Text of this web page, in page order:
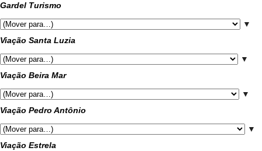
Gardel Turismo
▼
Viação Santa Luzia
▼
Viação Beira Mar
▼
Viação Pedro Antônio
▼
Viação Estrela